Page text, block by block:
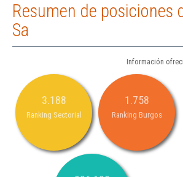
Resumen de posiciones
Sa
Información
3.188
Ranking Sectorial
1.758
Ranking Burgos